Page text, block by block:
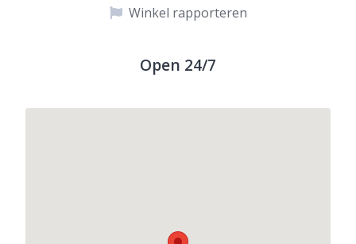
Winkel rapporteren
Open 24/7